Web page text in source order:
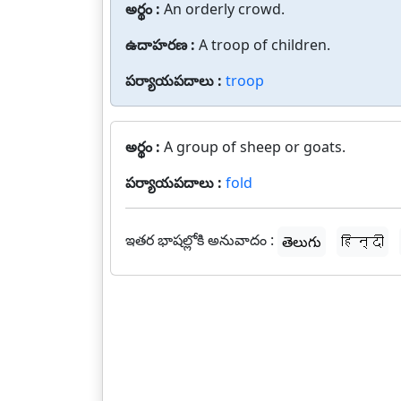
అర్థం : An orderly crowd.
ఉదాహరణ : A troop of children.
పర్యాయపదాలు : troop
అర్థం : A group of sheep or goats.
పర్యాయపదాలు : fold
ఇతర భాషల్లోకి అనువాదం : తెలుగు हिन्दी